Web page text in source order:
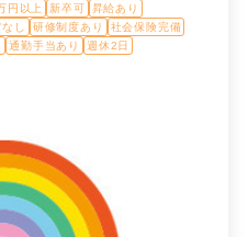
円以上 新卒可
昇給あり
し 研修制度あり
社会保険完備
通勤手当あり
週休2日